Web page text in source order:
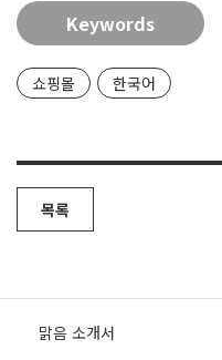
Keywords
쇼핑몰 한국어
목록
맑음 소개서